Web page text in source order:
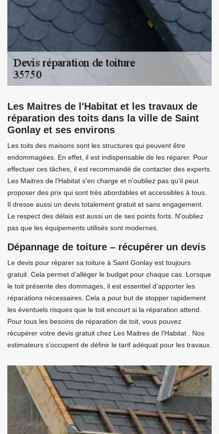
Les Maitres de l'Habitat et les travaux de
réparation des toits dans la ville de Saint
Gonlay et ses environs
Les toits des maisons sont les structures qui peuvent être
endommagées. En effet, il est indispensable de les réparer. Pour
effectuer ces tâches, il est recommandé de contacter des experts.
Les Maitres de l'Habitat s'en charge et n'oubliez pas qu'il peut
proposer des prix qui sont très abordables et accessibles à tous.
Il dresse aussi un devis totalement gratuit et sans engagement.
Le respect des délais est aussi un de ses points forts. N'oubliez
pas que les équipements utilisés sont modernes.
Dépannage de toiture – récupérer un devis
Le devis pour réparer sa toiture à Saint Gonlay est toujours
gratuit. Cela permet d’alléger le budget pour chaque cas. Lorsque
le toit présente des dommages, il est essentiel d’apporter les
réparations nécessaires. Cela a pour but de stopper rapidement
les éventuels risques que le toit encourt si la réparation attend.
Pour tous les besoins de réparation de toit, vous pouvez
récupérer votre devis gratuit chez Les Maitres de l'Habitat . Nos
estimateurs s’occupent de définir le tarif adéquat pour les travaux.